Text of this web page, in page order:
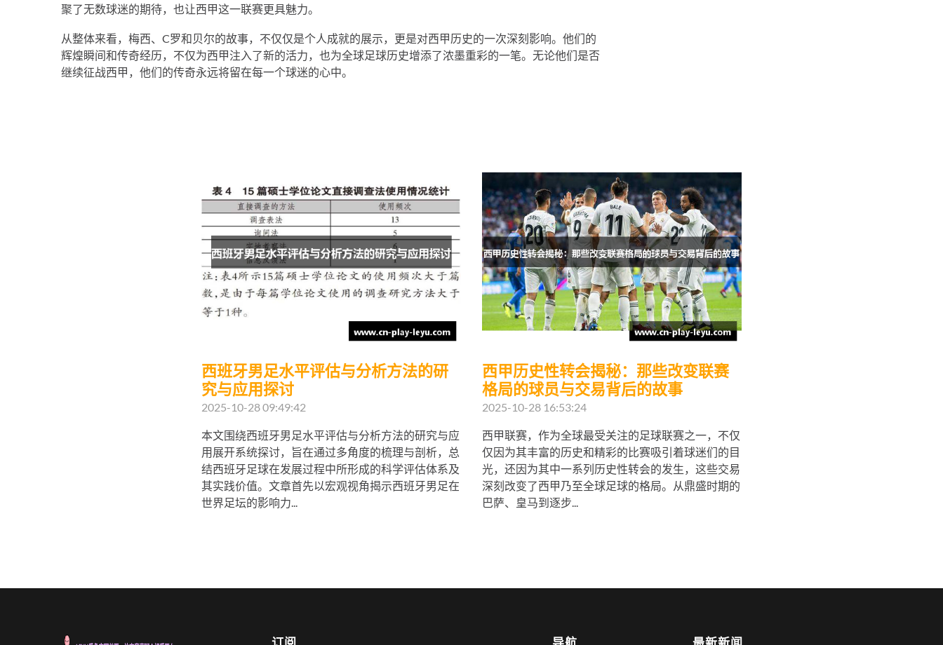
聚了无数球迷的期待，也让西甲这一联赛更具魅力。
从整体来看，梅西、C罗和贝尔的故事，不仅仅是个人成就的展示，更是对西甲历史的一次深刻影响。他们的
辉煌瞬间和传奇经历，不仅为西甲注入了新的活力，也为全球足球历史增添了浓墨重彩的一笔。无论他们是否
继续征战西甲，他们的传奇永远将留在每一个球迷的心中。
西班牙男足水平评估与分析方法的研
究与应用探讨
2025-10-28 09:49:42
本文围绕西班牙男足水平评估与分析方法的研究与应
用展开系统探讨，旨在通过多角度的梳理与剖析，总
结西班牙足球在发展过程中所形成的科学评估体系及
其实践价值。文章首先以宏观视角揭示西班牙男足在
世界足坛的影响力...
西甲历史性转会揭秘：那些改变联赛
格局的球员与交易背后的故事
2025-10-28 16:53:24
西甲联赛，作为全球最受关注的足球联赛之一，不仅
仅因为其丰富的历史和精彩的比赛吸引着球迷们的目
光，还因为其中一系列历史性转会的发生，这些交易
深刻改变了西甲乃至全球足球的格局。从鼎盛时期的
巴萨、皇马到逐步...